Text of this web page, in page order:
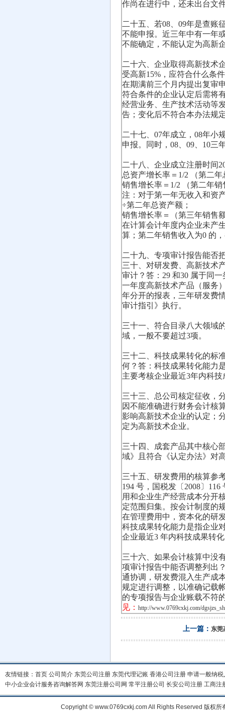
作尚在进行中，还未出台文
二十五、若08、09年是查账
不能申报。近三年中有一年
不能确定，不能认定为高新
二十六、企业取得高新技术
受高新15%，应符合什么条
在期满前三个月内提出复审
符合条件的企业认定后需将
经营业务、生产技术活动等
告；变化后不符合本办法规
二十七、07年成立，08年小
申报。同时，08、09、10三
二十八、企业成立注册时间
总资产增长率＝1/2 （第二
销售增长率＝1/2 （第二年
注：对于第一年无收入和资
÷第二年总资产额；
销售增长率＝（第三年销售
在计算会计年度内企业未产
算；第二年销售收入为0 的
二十九、专项审计报告能否
三十、对研发费、高新技术
审计？答：29 和30 属于同
一年度高新技术产品（服务
年分开的报表，三年研发费
审计指引》执行。
三十一、符合目录八大领域
域，一般不要超过3项。
三十二、科技成果转化的标
何？答：科技成果转化能力
主要考核企业最近3年内科
三十三、总公司核定征收，
因不能准确进行财务会计核
影响高新技术企业的认定；
定为高新技术企业。
三十四、成套产品其中核心
域》且符合《认定办法》对
三十五、研发费用的核算参
194 号，国税发〔2008〕
用和企业生产经营成本分开
定范围归集。按会计制度的
在管理费用中，资本化的研
科技成果转化能力是指企业
企业最近3 年内科技成果转
三十六、如果会计核算中没
项审计报告中能否调整列出
通协调，研发费混入生产成
规定进行调整，以准确记载
的专项报告与企业账载不符
见： http://www.0769cxkj.com/
上一篇： 东莞
友情链接： 首页 公司简介 东莞公司注册 东莞代理记账 香港公司注册 申请一般纳税
中小企业会计服务咨询解答网 东莞注册公司网 常平注册公司 长安公司注册 工商注
Copyright © www.0769cxkj.com All Rights Reserved 版权